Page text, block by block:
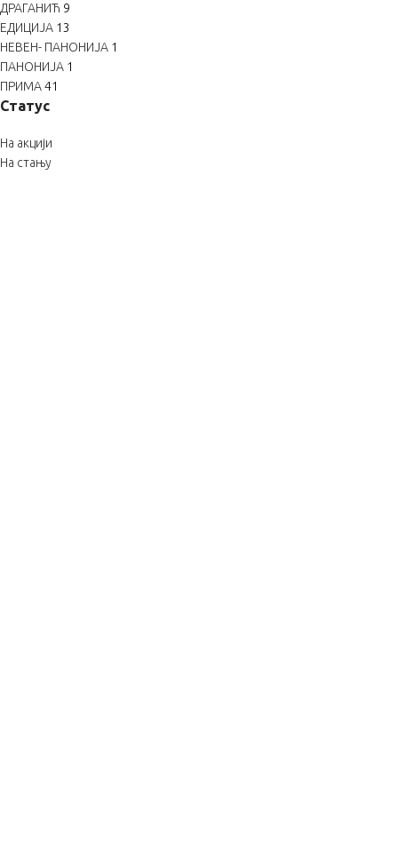
ДРАГАНИЋ 9
ЕДИЦИЈА 13
НЕВЕН- ПАНОНИЈА 1
ПАНОНИЈА 1
ПРИМА41
Статус
На акцији
На стању